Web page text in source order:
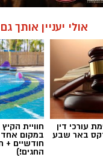
אולי יעניין אותך גם
עורכי דין
באר שבע
חוויית
במקום
חודשיים +
החגים!)